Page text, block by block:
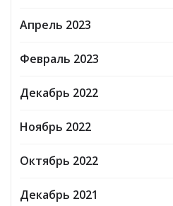
Апрель 2023
Февраль 2023
Декабрь 2022
Ноябрь 2022
Октябрь 2022
Декабрь 2021